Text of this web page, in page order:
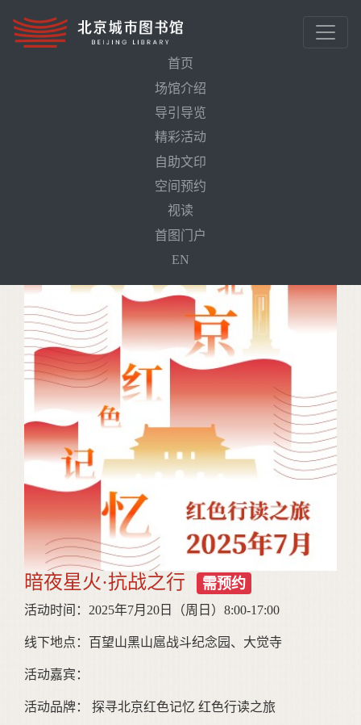
首页
场馆介绍
导引导览
精彩活动
自助文印
空间预约
视读
首图门户
EN
暗夜星火·抗战之行 需预约
活动时间：2025年7月20日（周日）8:00-17:00
线下地点：百望山黑山扈战斗纪念园、大觉寺
活动嘉宾：
活动品牌： 探寻北京红色记忆 红色行读之旅